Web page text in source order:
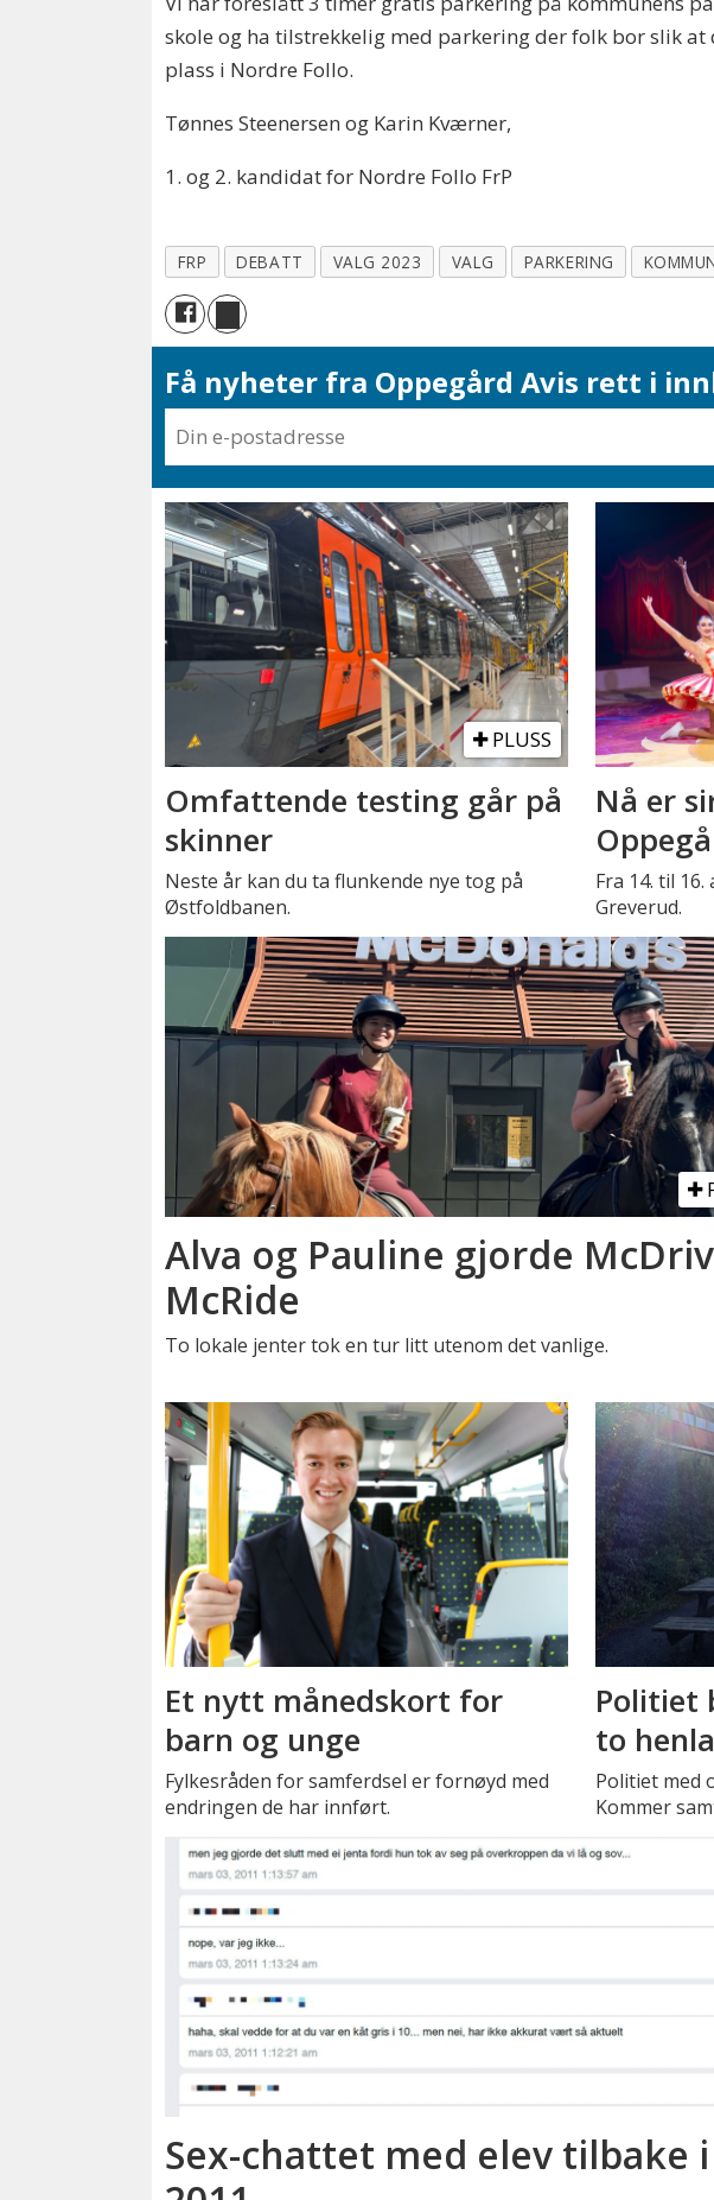
skole og ha tilstrekkelig med parkering der folk bor slik
plass i Nordre Follo.
Tønnes Steenersen og Karin Kværner,
1. og 2. kandidat for Nordre Follo FrP
FRP DEBATT VALG 2023 VALG PARKERING
Få nyheter fra Oppegård Avis rett i
PLUSS
Omfattende testing går på
skinner
Neste år kan du ta flunkende nye tog på
Østfoldbanen.
Nå er
Fra 14. til
Greverud.
Alva og Pauline gjorde
McRide
To lokale jenter tok en tur litt utenom det vanlige.
Et nytt månedskort for
barn og unge
Fylkesråden for samferdsel er fornøyd med
endringen de har innført.
Politiet
to
Politiet med
Kommer
Sex-chattet med elev tilbake i